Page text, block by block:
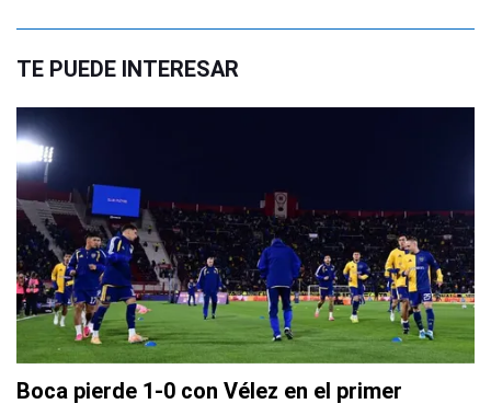
TE PUEDE INTERESAR
Boca pierde 1-0 con Vélez en el primer